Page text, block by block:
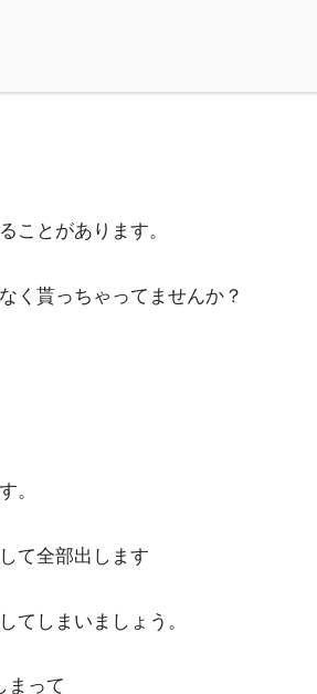
ことがあります。
く貰っちゃってませんか？
。
て全部出します
てしまいましょう。
まって